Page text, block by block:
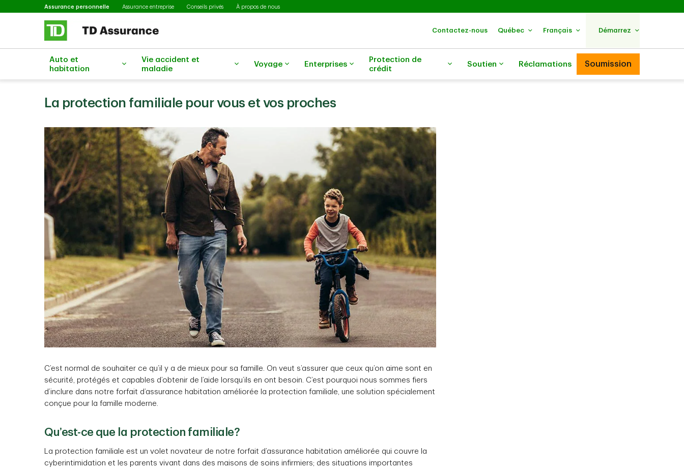
Passer au contenu principal
Assurance personnelle Sélectionné
Assurance entreprise Conseils privés À propos de nous
Contactez-nous Québec Français Démarrez
Auto et
habitation
Vie accident et
maladie
Voyage Enterprises
Protection de
crédit
Soutien Réclamations Soumission
La protection familiale pour vous et vos proches
C’est normal de souhaiter ce qu’il y a de mieux pour sa famille. On veut s’assurer que ceux qu’on aime sont en
sécurité, protégés et capables d’obtenir de l’aide lorsqu’ils en ont besoin. C’est pourquoi nous sommes fiers
d’inclure dans notre forfait d’assurance habitation améliorée la protection familiale, une solution spécialement
conçue pour la famille moderne.
Qu’est-ce que la protection familiale?
La protection familiale est un volet novateur de notre forfait d’assurance habitation améliorée qui couvre la
cyberintimidation et les parents vivant dans des maisons de soins infirmiers; des situations importantes